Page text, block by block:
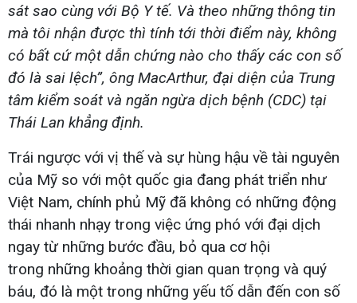
sát sao cùng với Bộ Y tế. Và theo những thông tin
mà tôi nhận được thì tính tới thời điểm này, không
có bất cứ một dẫn chứng nào cho thấy các con số
đó là sai lệch”, ông MacArthur, đại diện của Trung
tâm kiểm soát và ngăn ngừa dịch bệnh (CDC) tại
Thái Lan khẳng định.
Trái ngược với vị thế và sự hùng hậu về tài nguyên
của Mỹ so với một quốc gia đang phát triển như
Việt Nam, chính phủ Mỹ đã không có những động
thái nhanh nhạy trong việc ứng phó với đại dịch
ngay từ những bước đầu, bỏ qua cơ hội
trong những khoảng thời gian quan trọng và quý
báu, đó là một trong những yếu tố dẫn đến con số